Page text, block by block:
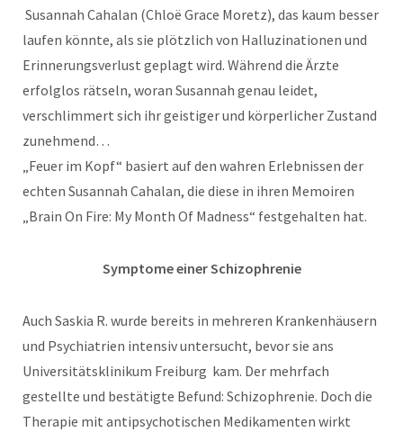
Susannah Cahalan (Chloë Grace Moretz), das kaum besser
laufen könnte, als sie plötzlich von Halluzinationen und
Erinnerungsverlust geplagt wird. Während die Ärzte
erfolglos rätseln, woran Susannah genau leidet,
verschlimmert sich ihr geistiger und körperlicher Zustand
zunehmend…
„Feuer im Kopf“ basiert auf den wahren Erlebnissen der
echten Susannah Cahalan, die diese in ihren Memoiren
„Brain On Fire: My Month Of Madness“ festgehalten hat.
Symptome einer Schizophrenie
Auch Saskia R. wurde bereits in mehreren Krankenhäusern
und Psychiatrien intensiv untersucht, bevor sie ans
Universitätsklinikum Freiburg kam. Der mehrfach
gestellte und bestätigte Befund: Schizophrenie. Doch die
Therapie mit antipsychotischen Medikamenten wirkt